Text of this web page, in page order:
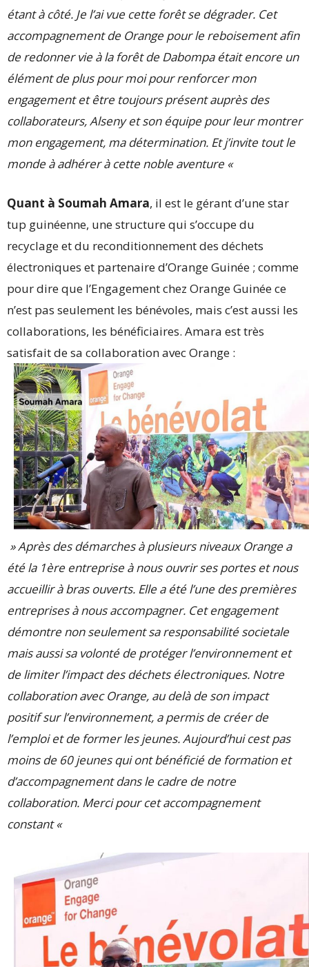
étant à côté. Je l’ai vue cette forêt se dégrader. Cet
accompagnement de Orange pour le reboisement afin
de redonner vie à la forêt de Dabompa était encore un
élément de plus pour moi pour renforcer mon
engagement et être toujours présent auprès des
collaborateurs, Alseny et son équipe pour leur montrer
mon engagement, ma détermination. Et j’invite tout le
monde à adhérer à cette noble aventure «
Quant à Soumah Amara, il est le gérant d’une star
tup guinéenne, une structure qui s’occupe du
recyclage et du reconditionnement des déchets
électroniques et partenaire d’Orange Guinée ; comme
pour dire que l’Engagement chez Orange Guinée ce
n’est pas seulement les bénévoles, mais c’est aussi les
collaborations, les bénéficiaires. Amara est très
satisfait de sa collaboration avec Orange :
» Après des démarches à plusieurs niveaux Orange a
été la 1ère entreprise à nous ouvrir ses portes et nous
accueillir à bras ouverts. Elle a été l’une des premières
entreprises à nous accompagner. Cet engagement
démontre non seulement sa responsabilité societale
mais aussi sa volonté de protéger l’environnement et
de limiter l’impact des déchets électroniques. Notre
collaboration avec Orange, au delà de son impact
positif sur l’environnement, a permis de créer de
l’emploi et de former les jeunes. Aujourd’hui cest pas
moins de 60 jeunes qui ont bénéficié de formation et
d’accompagnement dans le cadre de notre
collaboration. Merci pour cet accompagnement
constant «